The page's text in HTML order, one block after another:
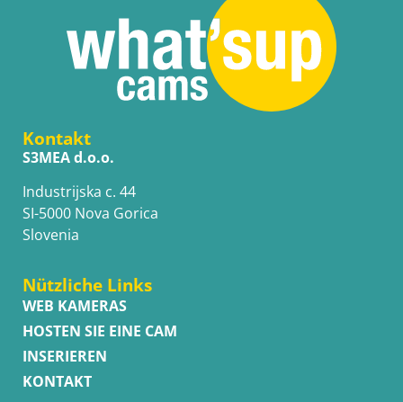
Kontakt
S3MEA d.o.o.
Industrijska c. 44
SI-5000 Nova Gorica
Slovenia
Nützliche Links
WEB KAMERAS
HOSTEN SIE EINE CAM
INSERIEREN
KONTAKT